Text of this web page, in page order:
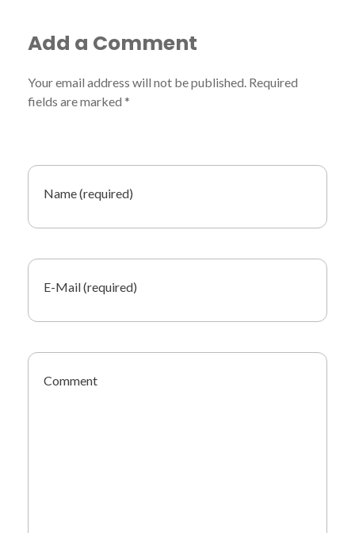
Add a Comment
Your email address will not be published. Required
fields are marked *
Name (required)
E-Mail (required)
Comment